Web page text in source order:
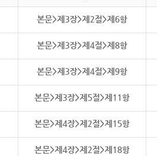
본문>제3장>제2절>제6항
본문>제3장>제4절>제8항
본문>제3장>제4절>제9항
본문>제3장>제5절>제11항
본문>제4장>제2절>제15항
본문>제4장>제2절>제18항